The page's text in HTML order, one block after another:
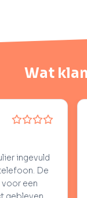
Wat
Habib
2 jaar
Zeer
dak